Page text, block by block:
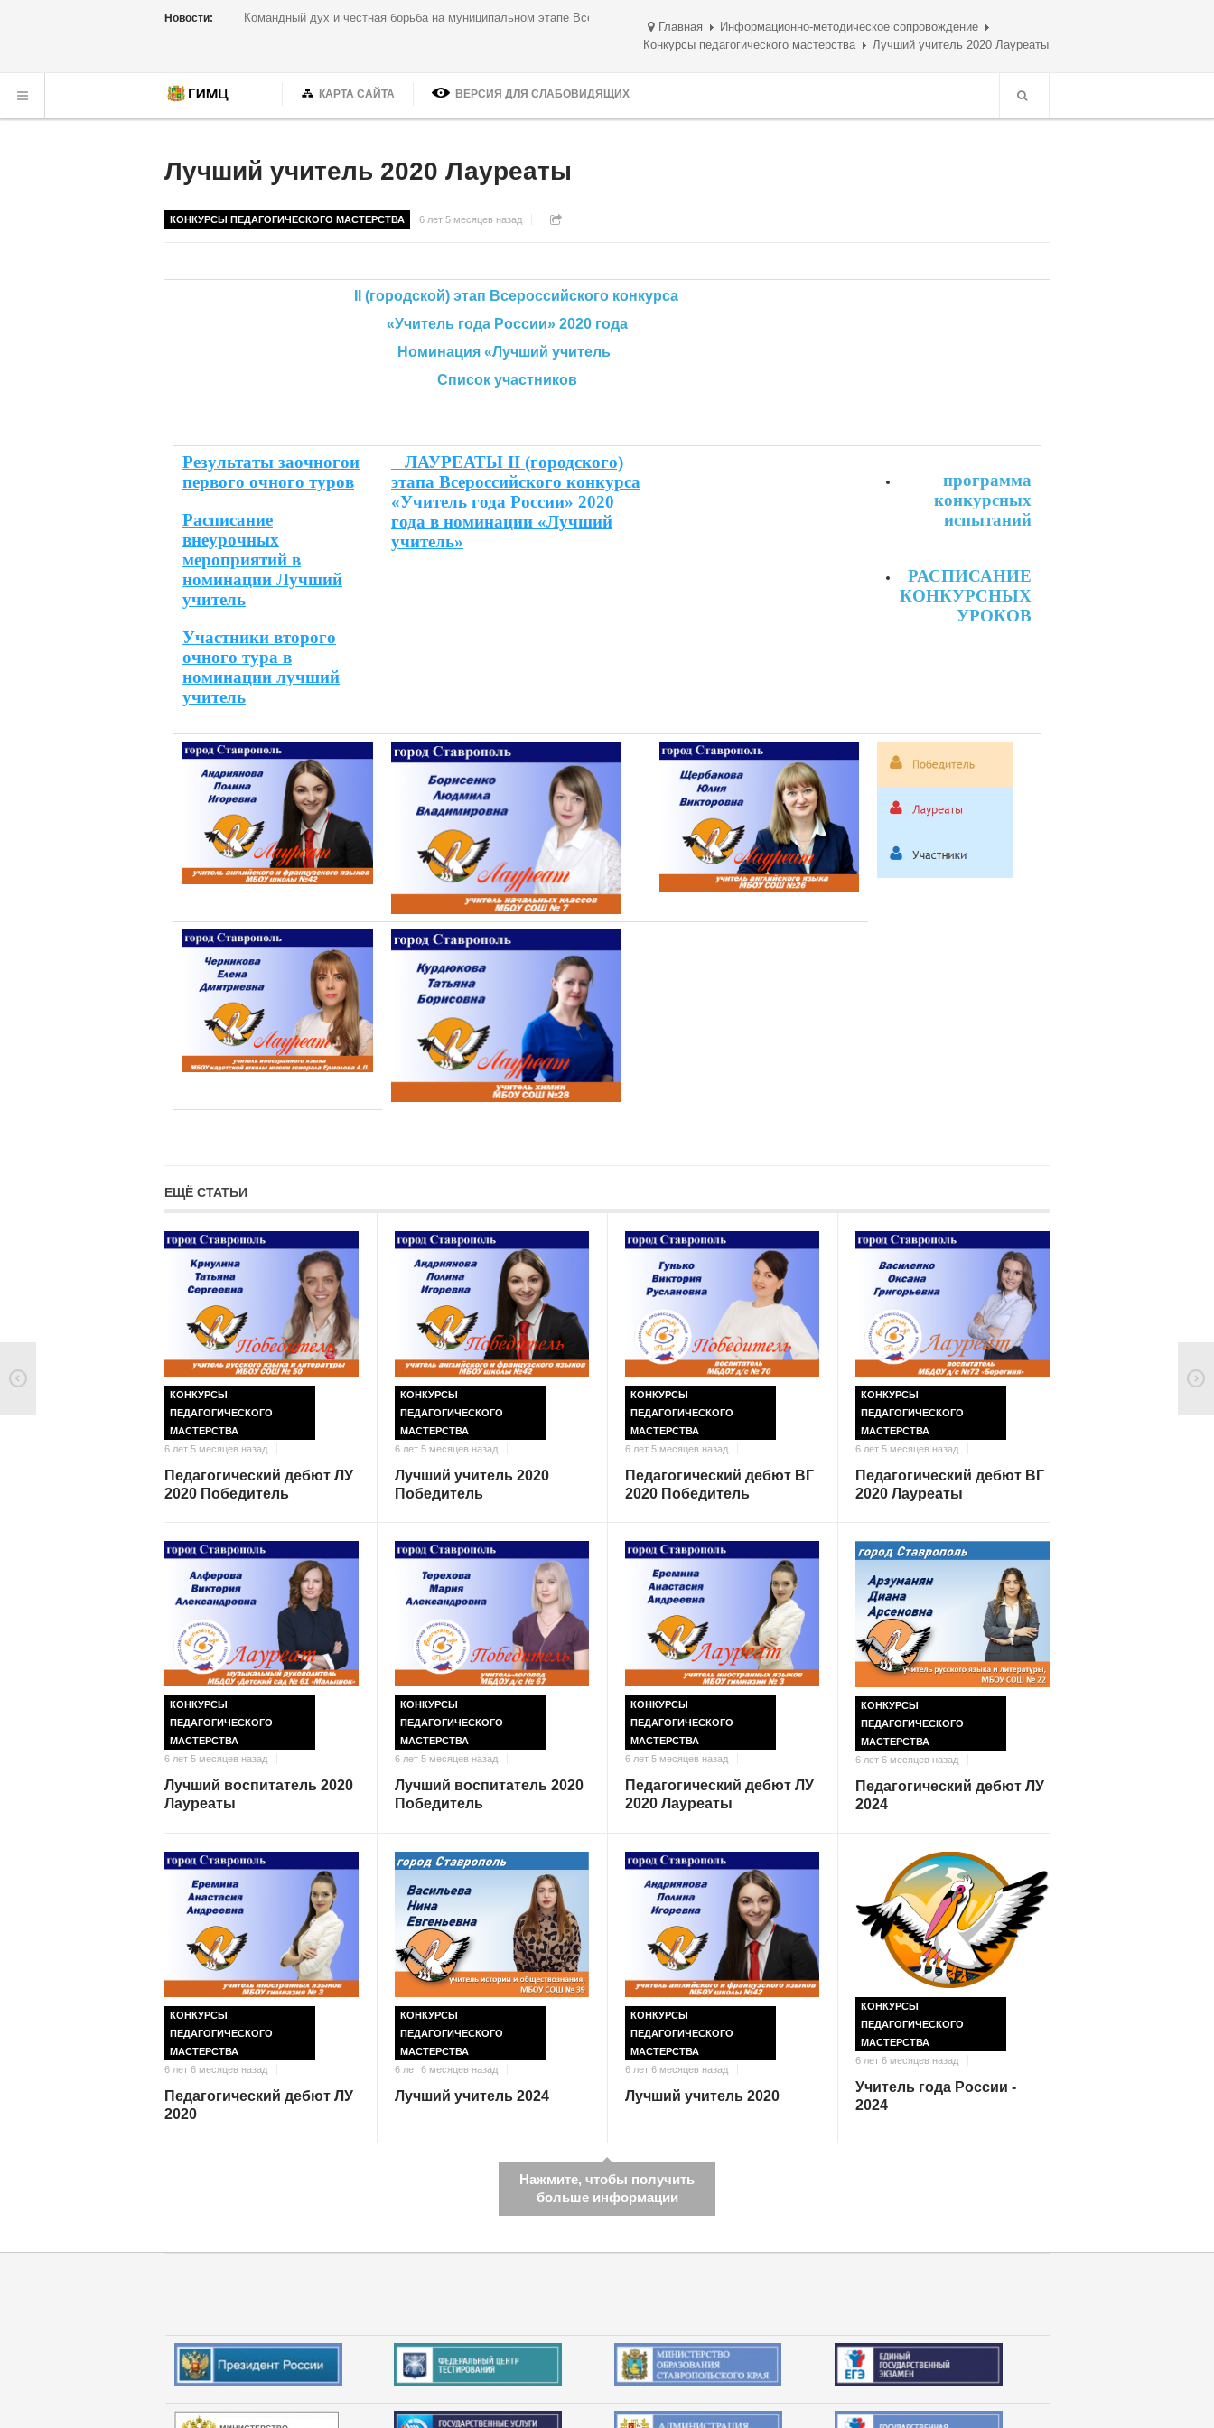
Новости: Семинар, который прошел на одном дыхании!
Главная
Информационно-методическое сопровождение
Конкурсы педагогического мастерства
Лучший учитель 2020 Лауреаты
КАРТА САЙТА ВЕРСИЯ ДЛЯ СЛАБОВИДЯЩИХ
Лучший учитель 2020 Лауреаты
КОНКУРСЫ ПЕДАГОГИЧЕСКОГО МАСТЕРСТВА 6 лет 5 месяцев назад
II (городской) этап Всероссийского конкурса
«Учитель года России» 2020 года
Номинация «Лучший учитель
Список участников
Результаты заочногои
первого очного туров
Расписание
внеурочных
мероприятий в
номинации Лучший
учитель
Участники второго
очного тура в
номинации лучший
учитель
ЛАУРЕАТЫ II (городского)
этапа Всероссийского конкурса
«Учитель года России» 2020
года в номинации «Лучший
учитель»
программа
конкурсных
испытаний
РАСПИСАНИЕ
КОНКУРСНЫХ
УРОКОВ
ЕЩЁ СТАТЬИ
КОНКУРСЫ
ПЕДАГОГИЧЕСКОГО
МАСТЕРСТВА
6 лет 5 месяцев назад
Педагогический дебют ЛУ
2020 Победитель
КОНКУРСЫ
ПЕДАГОГИЧЕСКОГО
МАСТЕРСТВА
6 лет 5 месяцев назад
Лучший учитель 2020
Победитель
КОНКУРСЫ
ПЕДАГОГИЧЕСКОГО
МАСТЕРСТВА
6 лет 5 месяцев назад
Педагогический дебют ВГ
2020 Победитель
КОНКУРСЫ
ПЕДАГОГИЧЕСКОГО
МАСТЕРСТВА
6 лет 5 месяцев назад
Педагогический дебют ВГ
2020 Лауреаты
КОНКУРСЫ
ПЕДАГОГИЧЕСКОГО
МАСТЕРСТВА
6 лет 5 месяцев назад
Лучший воспитатель 2020
Лауреаты
КОНКУРСЫ
ПЕДАГОГИЧЕСКОГО
МАСТЕРСТВА
6 лет 5 месяцев назад
Лучший воспитатель 2020
Победитель
КОНКУРСЫ
ПЕДАГОГИЧЕСКОГО
МАСТЕРСТВА
6 лет 5 месяцев назад
Педагогический дебют ЛУ
2020 Лауреаты
КОНКУРСЫ
ПЕДАГОГИЧЕСКОГО
МАСТЕРСТВА
6 лет 6 месяцев назад
Педагогический дебют ЛУ
2024
КОНКУРСЫ
ПЕДАГОГИЧЕСКОГО
МАСТЕРСТВА
6 лет 6 месяцев назад
Педагогический дебют ЛУ
2020
КОНКУРСЫ
ПЕДАГОГИЧЕСКОГО
МАСТЕРСТВА
6 лет 6 месяцев назад
Лучший учитель 2024
КОНКУРСЫ
ПЕДАГОГИЧЕСКОГО
МАСТЕРСТВА
6 лет 6 месяцев назад
Лучший учитель 2020
КОНКУРСЫ
ПЕДАГОГИЧЕСКОГО
МАСТЕРСТВА
6 лет 6 месяцев назад
Учитель года России -
2024
Нажмите, чтобы получить
больше информации